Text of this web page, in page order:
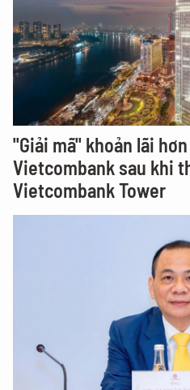
"Giải mã" khoản lãi
Vietcombank sau khi
Vietcombank Tower